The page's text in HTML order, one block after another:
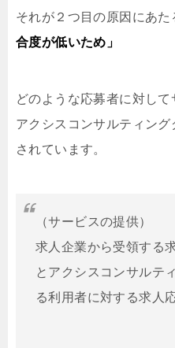
それが２つ目の原因にあた
合度が低いため」
どのような応募者に対し
アクシスコンサルティン
されています。
（サービスの提供）
求人企業から受領する
とアクシスコンサルテ
る利用者に対する求人